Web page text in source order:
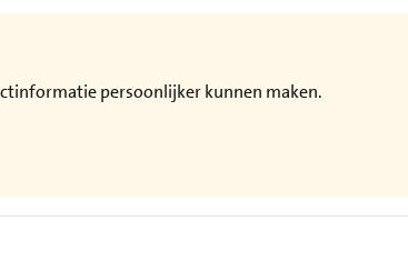
persoonlijker kunnen maken.